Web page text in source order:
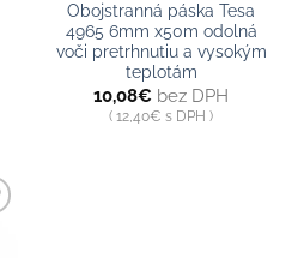
Obojstranná páska Tesa
4965 6mm x50m odolná
voči pretrhnutiu a vysokým
teplotám
10,08€ bez DPH
12,40€ s DPH